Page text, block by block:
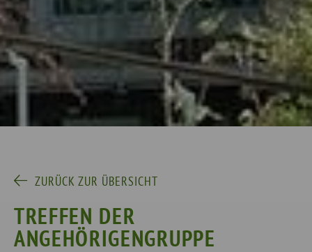
ZURÜCK ZUR ÜBERSICHT
TREFFEN DER
ANGEHÖRIGENGRUPPE